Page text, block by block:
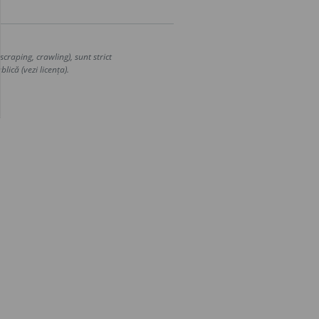
crawling), sunt strict
(vezi licența).